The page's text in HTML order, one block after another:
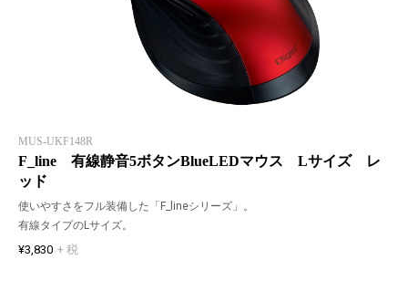
MUS-UKF148R
F_line 有線静音5ボタンBlueLEDマウス Lサイズ レ
ッド
使いやすさをフル装備した「F_lineシリーズ」。
有線タイプのLサイズ。
¥3,830 + 税